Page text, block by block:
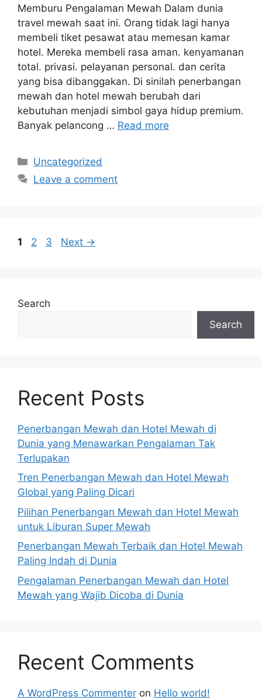
Memburu Pengalaman Mewah Dalam dunia
travel mewah saat ini. Orang tidak lagi hanya
membeli tiket pesawat atau memesan kamar
hotel. Mereka membeli rasa aman. kenyamanan
total. privasi. pelayanan personal. dan cerita
yang bisa dibanggakan. Di sinilah penerbangan
mewah dan hotel mewah berubah dari
kebutuhan menjadi simbol gaya hidup premium.
Banyak pelancong … Read more
Categories
Uncategorized
Leave a comment
Page
1 Page
2 Page
3 Next →
Search
Search
Recent Posts
Penerbangan Mewah dan Hotel Mewah di
Dunia yang Menawarkan Pengalaman Tak
Terlupakan
Tren Penerbangan Mewah dan Hotel Mewah
Global yang Paling Dicari
Pilihan Penerbangan Mewah dan Hotel Mewah
untuk Liburan Super Mewah
Penerbangan Mewah Terbaik dan Hotel Mewah
Paling Indah di Dunia
Pengalaman Penerbangan Mewah dan Hotel
Mewah yang Wajib Dicoba di Dunia
Recent Comments
A WordPress Commenter on Hello world!